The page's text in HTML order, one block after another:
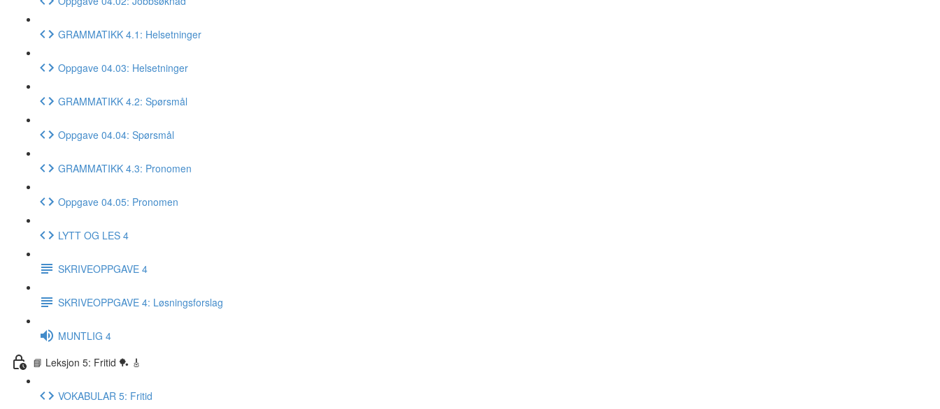
GRAMMATIKK 4.1: Helsetninger
Oppgave 04.03: Helsetninger
GRAMMATIKK 4.2: Spørsmål
Oppgave 04.04: Spørsmål
GRAMMATIKK 4.3: Pronomen
Oppgave 04.05: Pronomen
LYTT OG LES 4
SKRIVEOPPGAVE 4
SKRIVEOPPGAVE 4: Løsningsforslag
MUNTLIG 4
📘 Leksjon 5: Fritid 🏓 🎸
VOKABULAR 5: Fritid